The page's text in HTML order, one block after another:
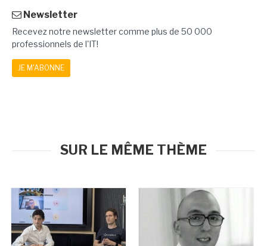
Newsletter
Recevez notre newsletter comme plus de 50 000
professionnels de l'IT!
JE M'ABONNE
SUR LE MÊME THÈME